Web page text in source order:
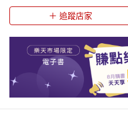
追蹤店家